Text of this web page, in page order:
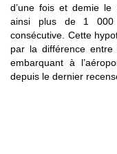
d’une fois et demie
ainsi plus de 1 000
consécutive. Cette
par la différence
embarquant à
depuis le dernier